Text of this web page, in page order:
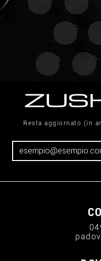
Resta aggiornato (in